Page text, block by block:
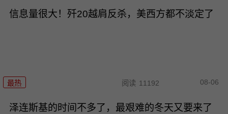
信息量很大！歼20越肩反杀，美西方都不淡定了
最热 阅读 11192 08-06
泽连斯基的时间不多了，最艰难的冬天又要来了